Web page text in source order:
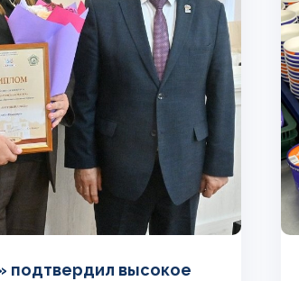
подтвердил высокое